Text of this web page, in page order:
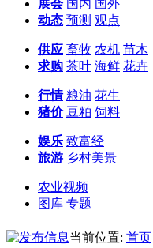
展会 国内 国外
动态 预测 观点
供应 畜牧 农机 苗木
求购 茶叶 海鲜 花卉
行情 粮油 花生
猪价 豆粕 饲料
娱乐 致富经
旅游 乡村美景
农业视频
图库 专题
当前位置: 首页